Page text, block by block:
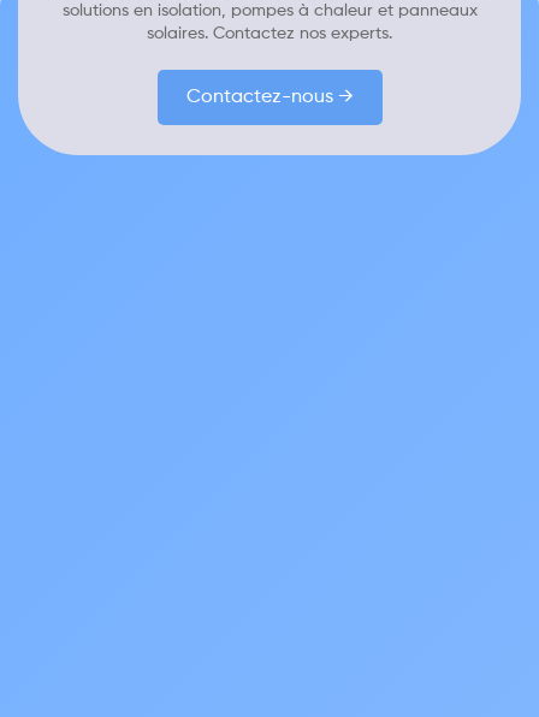
solutions en isolation, pompes à chaleur et panneaux
solaires. Contactez nos experts.
Contactez-nous →